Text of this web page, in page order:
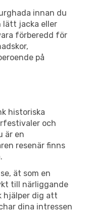
innan du
lätt jacka eller
förberedd för
på
historiska
och
är en
resenär finns
ät som en
till närliggande
hjälper dig att
dina intressen